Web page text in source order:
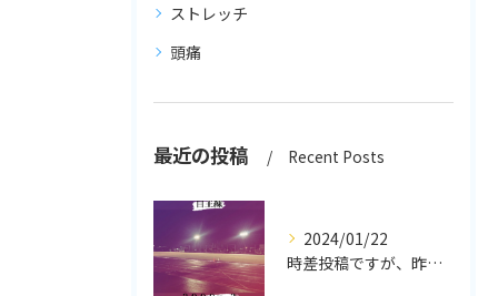
ストレッチ
頭痛
最近の投稿 Recent Posts
2024/01/22
時差投稿ですが、昨日、自主練で大和なでしこスタジアム🏟行って...